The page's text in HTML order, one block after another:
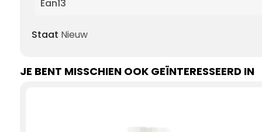
Ean13
Staat Nieuw
JE BENT MISSCHIEN OOK GEÏNTERESSEERD IN